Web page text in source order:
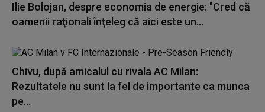
Ilie Bolojan, despre economia de energie: "Cred că
oamenii raţionali înţeleg că aici este un...
Chivu, după amicalul cu rivala AC Milan:
Rezultatele nu sunt la fel de importante ca munca
pe...